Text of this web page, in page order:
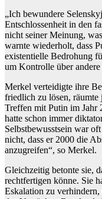
„Ich bewundere
Entschlossenheit in den
nicht seiner Meinung,
warnte wiederholt, dass
existentielle Bedrohung
um Kontrolle über
Merkel verteidigte ihre
friedlich zu lösen, räumte
Treffen mit Putin im Jahr
hatte schon immer
Selbstbewusstsein war
nicht, dass er 2000 die
anzugreifen“, so Merkel.
Gleichzeitig betonte sie,
rechtfertigen könne. Sie
Eskalation zu